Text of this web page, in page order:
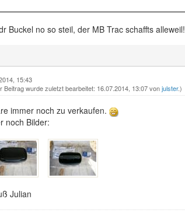
Buckel no so steil, der MB Trac schaffts alleweil!
15:43
Beitrag wurde zuletzt bearbeitet: 16.07.2014, 13:07 vonjulster.)
immer noch zu verkaufen.
noch Bilder:
Julian